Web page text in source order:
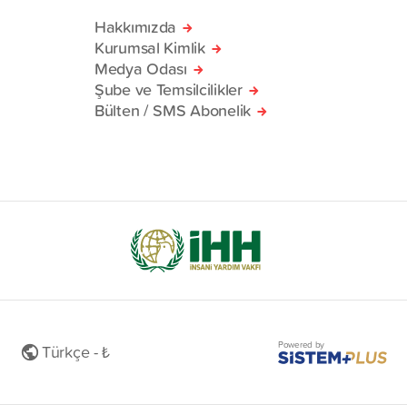
Hakkımızda
Kurumsal Kimlik
Medya Odası
Şube ve Temsilcilikler
Bülten / SMS Abonelik
Türkçe - ₺ Powered by